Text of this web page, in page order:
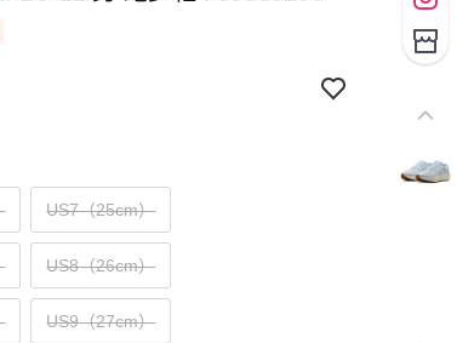
US7（25cm）
US8（26cm）
US9（27cm）